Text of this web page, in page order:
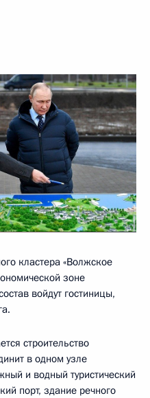
кластера «Волжское
зоне
войдут гостиницы,
строительство
в одном узле
и водный туристический
порт, здание речного